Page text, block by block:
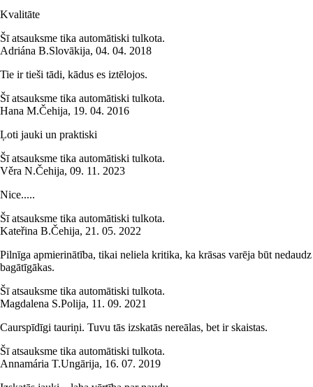
Kvalitāte
Šī atsauksme tika automātiski tulkota.
Adriána B.Slovākija, 04. 04. 2018
Tie ir tieši tādi, kādus es iztēlojos.
Šī atsauksme tika automātiski tulkota.
Hana M.Čehija, 19. 04. 2016
Ļoti jauki un praktiski
Šī atsauksme tika automātiski tulkota.
Věra N.Čehija, 09. 11. 2023
Nice.....
Šī atsauksme tika automātiski tulkota.
Kateřina B.Čehija, 21. 05. 2022
Pilnīga apmierinātība, tikai neliela kritika, ka krāsas varēja būt nedaudz
bagātīgākas.
Šī atsauksme tika automātiski tulkota.
Magdalena S.Polija, 11. 09. 2021
Caurspīdīgi tauriņi. Tuvu tās izskatās nereālas, bet ir skaistas.
Šī atsauksme tika automātiski tulkota.
Annamária T.Ungārija, 16. 07. 2019